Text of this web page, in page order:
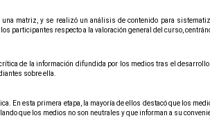
matriz, y se realizó un análisis de contenido para
respecto a la valoración general del curso,
de la información difundida por los medios tras el
sobre ella.
esta primera etapa, la mayoría de ellos destacó que los
que los medios no son neutrales y que informan a su